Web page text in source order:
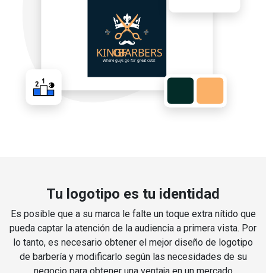
Tu logotipo es tu identidad
Es posible que a su marca le falte un toque extra nítido que
pueda captar la atención de la audiencia a primera vista. Por
lo tanto, es necesario obtener el mejor diseño de logotipo
de barbería y modificarlo según las necesidades de su